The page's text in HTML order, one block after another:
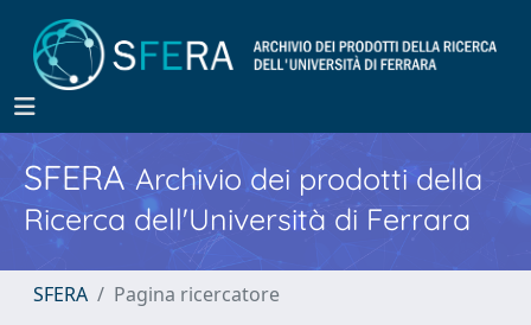
SFERA Archivio dei prodotti della
Ricerca dell'Università di Ferrara
SFERA Pagina ricercatore